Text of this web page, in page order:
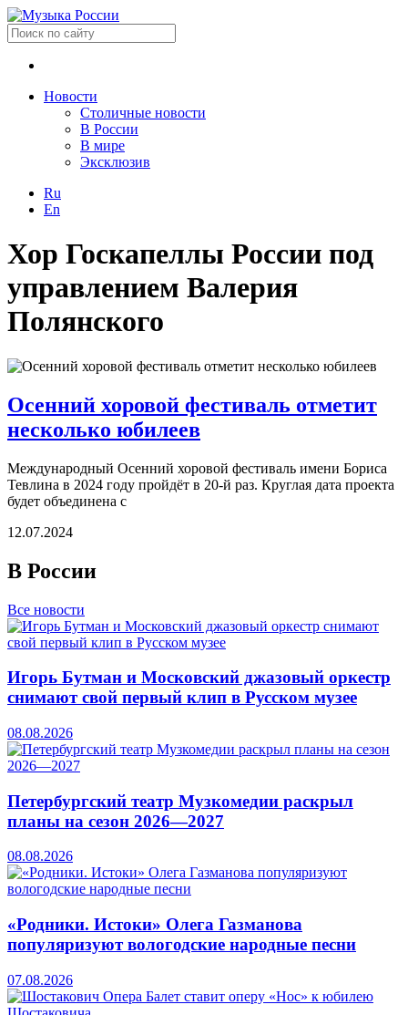
Новости
Столичные новости
В России
В мире
Эксклюзив
Ru
En
Хор Госкапеллы России под
управлением Валерия
Полянского
Осенний хоровой фестиваль отметит
несколько юбилеев
Международный Осенний хоровой фестиваль имени Бориса
Тевлина в 2024 году пройдёт в 20-й раз. Круглая дата проекта
будет объединена с
12.07.2024
В России
Все новости
Игорь Бутман и Московский джазовый оркестр
снимают свой первый клип в Русском музее
08.08.2026
Петербургский театр Музкомедии раскрыл
планы на сезон 2026—2027
08.08.2026
«Родники. Истоки» Олега Газманова
популяризуют вологодские народные песни
07.08.2026